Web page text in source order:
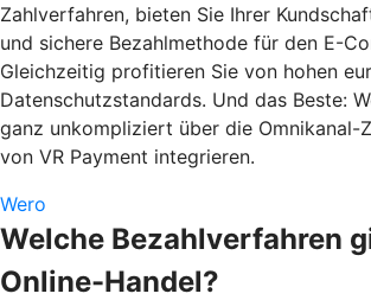
Zahlverfahren, bieten Sie Ihrer
und sichere Bezahlmethode für den E-
Gleichzeitig profitieren Sie von hohen
Datenschutzstandards. Und das Beste:
ganz unkompliziert über die Omnikanal-
von VR Payment integrieren.
Wero
Welche Bezahlverfahren
Online-Handel?